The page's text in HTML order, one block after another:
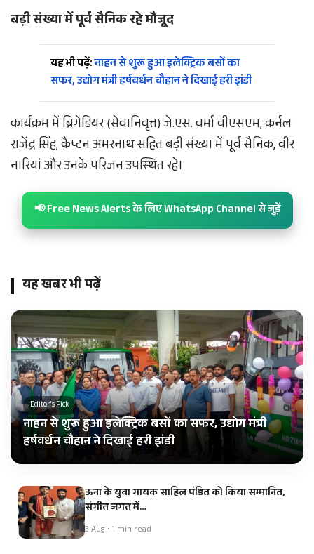
बड़ी संख्या में पूर्व सैनिक रहे मौजूद
यह भी पढ़ें:नाहन से शुरू हुआ इलेक्ट्रिक बसों का
सफर, उद्योग मंत्री हर्षवर्धन चौहान ने दिखाई हरी झंडी
कार्यक्रम में ब्रिगेडियर (सेवानिवृत्त) जे.एस. वर्मा वीएसएम, कर्नल
राजेंद्र सिंह, कैप्टन अमरनाथ सहित बड़ी संख्या में पूर्व सैनिक, वीर
नारियां और उनके परिजन उपस्थित रहे।
📢 Free News Alerts के लिए WhatsApp Channel से जुड़ें
यह खबर भी पढ़ें
Editor's Pick
नाहन से शुरू हुआ इलेक्ट्रिक बसों का सफर, उद्योग मंत्री
हर्षवर्धन चौहान ने दिखाई हरी झंडी
ऊना के युवा गायक साहिल पंडित को किया सम्मानित,
संगीत जगत में…
3 Aug • 1 min read